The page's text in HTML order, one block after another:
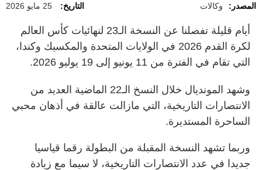
المصدر: وكالات التاريخ: 25 مايو 2026
أيام قليلة تفصلنا عن النسخة الـ23 لنهائيات كأس العالم
لكرة القدم 2026 في الولايات المتحدة والمكسيك وكندا،
التي تقام في الفترة من 11 يونيو إلى 19 يوليو 2026.
وشهد المونديال خلال النسخ الـ22 الماضية العديد من
الانتصارات التاريخية، التي مازالت عالقة في أذهان محبي
الساحرة المستديرة.
وربما تشهد النسخة المقبلة من البطولة رقما قياسيا
جديدا في عدد الانتصارات التاريخية، لا سيما مع زيادة